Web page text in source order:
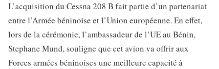
L’acquisition du Cessna 208 B fait partie d’un partenariat
entre l’Armée béninoise et l’Union européenne. En effet,
lors de la cérémonie, l’ambassadeur de l’UE au Bénin,
Stephane Mund, souligne que cet avion va offrir aux
Forces armées béninoises une meilleure capacité à